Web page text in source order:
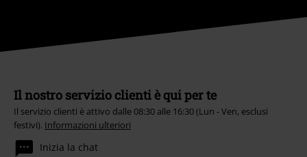
Il nostro servizio clienti è qui per te
Il servizio clienti è attivo dalle 08:30 alle 16:30 (Lun - Ven, esclusi
festivi). Informazioni ulteriori
Inizia la chat